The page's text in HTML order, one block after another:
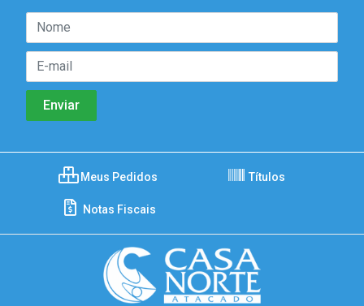
Meus Pedidos Títulos
Notas Fiscais